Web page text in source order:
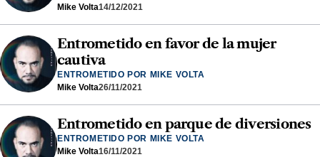
Mike Volta14/12/2021
Entrometido en favor de la mujer
cautiva
ENTROMETIDO POR MIKE VOLTA
Mike Volta26/11/2021
Entrometido en parque de diversiones
ENTROMETIDO POR MIKE VOLTA
Mike Volta16/11/2021